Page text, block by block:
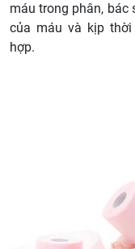
máu trong phân, bác
của máu và kịp
hợp.